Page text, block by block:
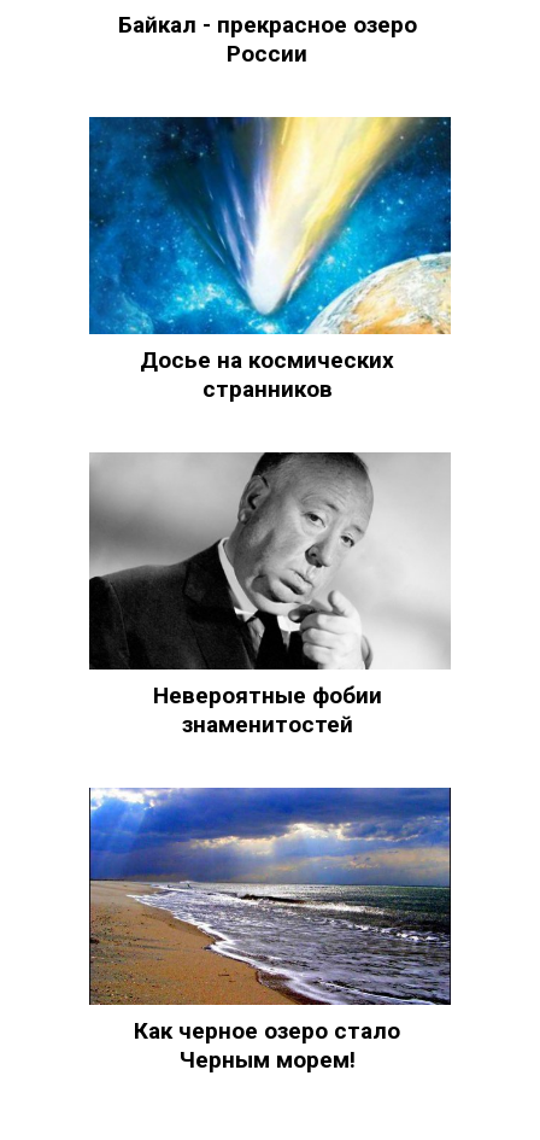
Байкал - прекрасное озеро
России
Досье на космических
странников
Невероятные фобии
знаменитостей
Как черное озеро стало
Черным морем!